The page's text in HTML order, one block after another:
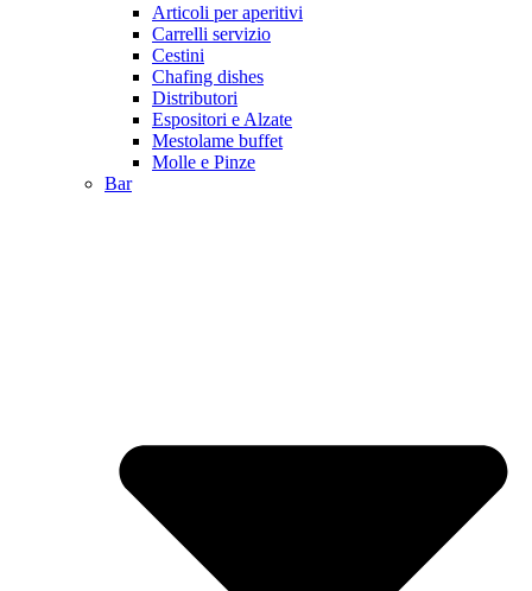
Articoli per aperitivi
Carrelli servizio
Cestini
Chafing dishes
Distributori
Espositori e Alzate
Mestolame buffet
Molle e Pinze
Bar